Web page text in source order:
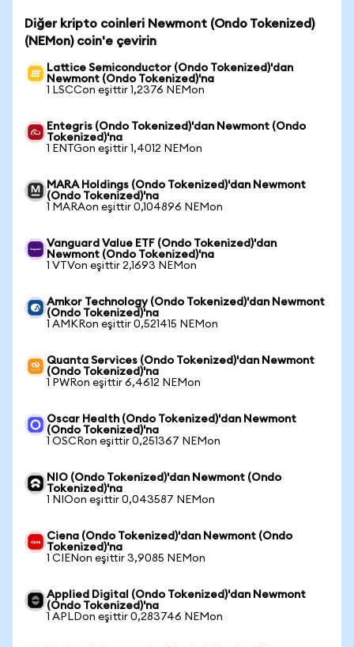
Diğer kripto coinleri Newmont (Ondo Tokenized)
(NEMon) coin'e çevirin
Lattice Semiconductor (Ondo Tokenized)'dan
Newmont (Ondo Tokenized)'na
1 LSCCon eşittir 1,2376 NEMon
Entegris (Ondo Tokenized)'dan Newmont (Ondo
Tokenized)'na
1 ENTGon eşittir 1,4012 NEMon
MARA Holdings (Ondo Tokenized)'dan Newmont
(Ondo Tokenized)'na
1 MARAon eşittir 0,104896 NEMon
Vanguard Value ETF (Ondo Tokenized)'dan
Newmont (Ondo Tokenized)'na
1 VTVon eşittir 2,1693 NEMon
Amkor Technology (Ondo Tokenized)'dan Newmont
(Ondo Tokenized)'na
1 AMKRon eşittir 0,521415 NEMon
Quanta Services (Ondo Tokenized)'dan Newmont
(Ondo Tokenized)'na
1 PWRon eşittir 6,4612 NEMon
Oscar Health (Ondo Tokenized)'dan Newmont
(Ondo Tokenized)'na
1 OSCRon eşittir 0,251367 NEMon
NIO (Ondo Tokenized)'dan Newmont (Ondo
Tokenized)'na
1 NIOon eşittir 0,043587 NEMon
Ciena (Ondo Tokenized)'dan Newmont (Ondo
Tokenized)'na
1 CIENon eşittir 3,9085 NEMon
Applied Digital (Ondo Tokenized)'dan Newmont
(Ondo Tokenized)'na
1 APLDon eşittir 0,283746 NEMon